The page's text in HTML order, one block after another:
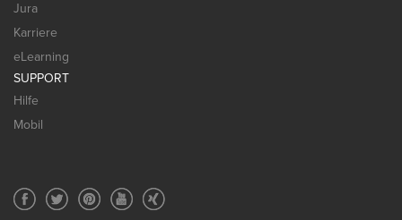
Jura
Karriere
eLearning
SUPPORT
Hilfe
Mobil